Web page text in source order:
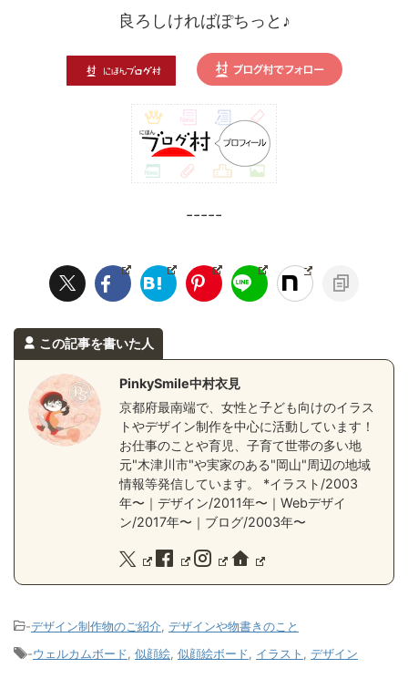
良ろしければぽちっと♪
-----
この記事を書いた人
PinkySmile中村衣見
京都府最南端で、女性と子ども向けのイラス
トやデザイン制作を中心に活動しています！
お仕事のことや育児、子育て世帯の多い地
元"木津川市"や実家のある"岡山"周辺の地域
情報等発信しています。 *イラスト/2003
年〜｜デザイン/2011年〜｜Webデザイ
ン/2017年〜｜ブログ/2003年〜
-デザイン制作物のご紹介, デザインや物書きのこと
-ウェルカムボード, 似顔絵, 似顔絵ボード, イラスト , デザイン